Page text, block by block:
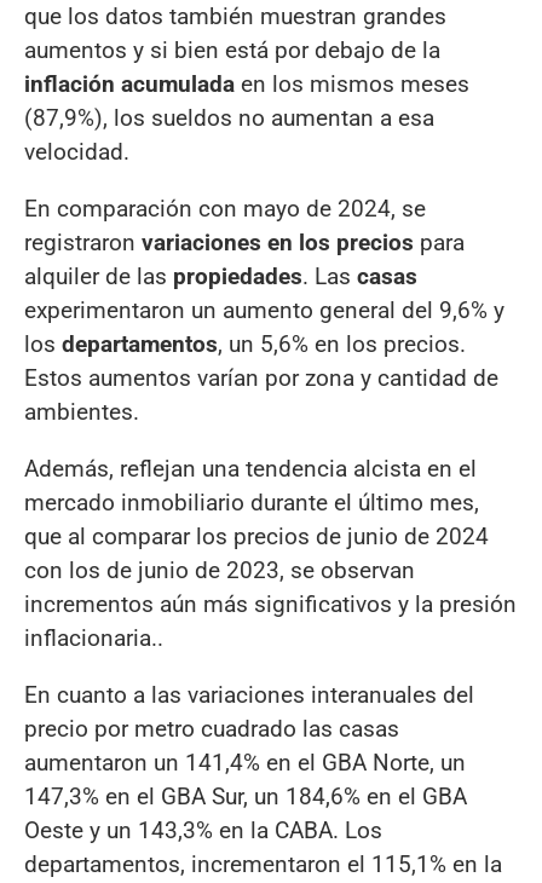
que los datos también muestran grandes
aumentos y si bien está por debajo de la
inflación acumulada en los mismos meses
(87,9%), los sueldos no aumentan a esa
velocidad.
En comparación con mayo de 2024, se
registraron variaciones en los precios para
alquiler de las propiedades. Las casas
experimentaron un aumento general del 9,6% y
los departamentos, un 5,6% en los precios.
Estos aumentos varían por zona y cantidad de
ambientes.
Además, reflejan una tendencia alcista en el
mercado inmobiliario durante el último mes,
que al comparar los precios de junio de 2024
con los de junio de 2023, se observan
incrementos aún más significativos y la presión
inflacionaria..
En cuanto a las variaciones interanuales del
precio por metro cuadrado las casas
aumentaron un 141,4% en el GBA Norte, un
147,3% en el GBA Sur, un 184,6% en el GBA
Oeste y un 143,3% en la CABA. Los
departamentos, incrementaron el 115,1% en la